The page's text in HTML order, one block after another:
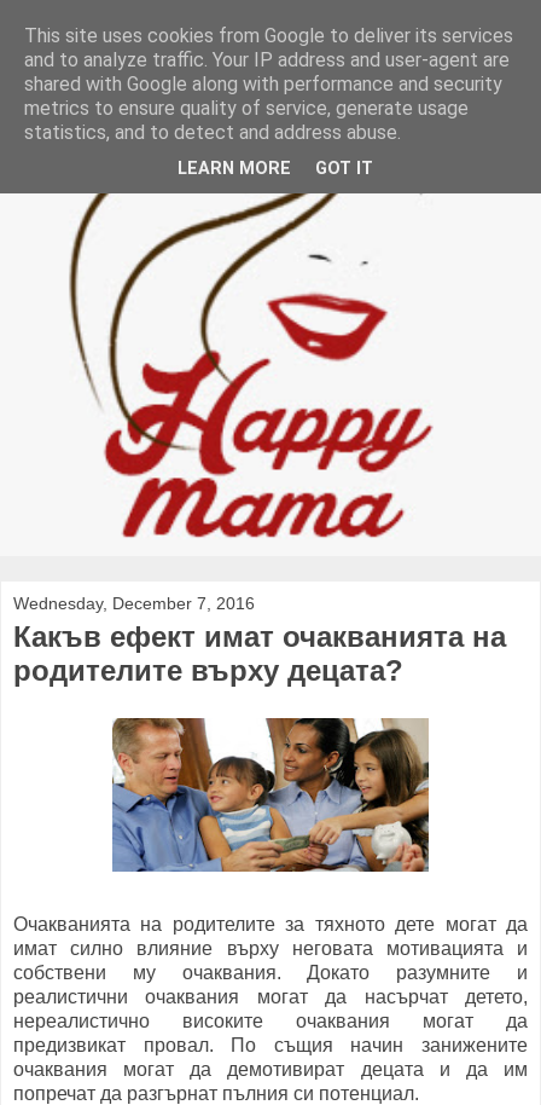
Wednesday, December 7, 2016
Какъв ефект имат очакванията на
родителите върху децата?
Очакванията на родителите за тяхното дете могат да
имат силно влияние върху неговата мотивацията и
собствени му очаквания. Докато разумните и
реалистични очаквания могат да насърчат детето,
нереалистично високите очаквания могат да
предизвикат провал. По същия начин занижените
очаквания могат да демотивират децата и да им
попречат да разгърнат пълния си потенциал.
This site uses cookies from Google to deliver its services
and to analyze traffic. Your IP address and user-agent are
shared with Google along with performance and security
metrics to ensure quality of service, generate usage
statistics, and to detect and address abuse.
LEARN MORE GOT IT